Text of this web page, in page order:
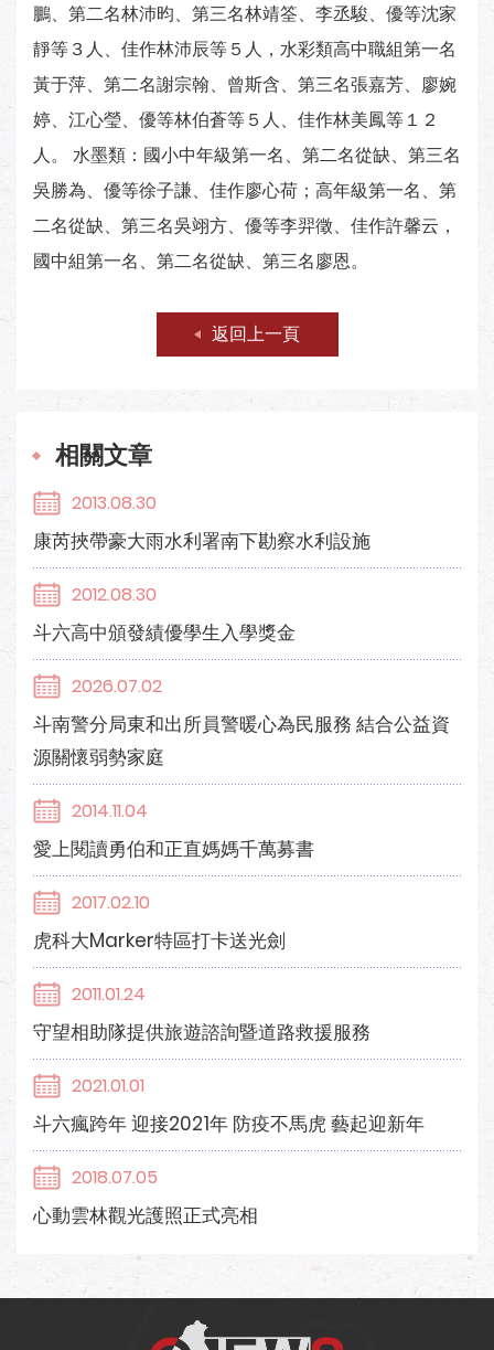
鵬、第二名林沛昀、第三名林靖筌、李丞駿、優等沈家
靜等３人、佳作林沛辰等５人，水彩類高中職組第一名
黃于萍、第二名謝宗翰、曾斯含、第三名張嘉芳、廖婉
婷、江心瑩、優等林伯蒼等５人、佳作林美鳳等１２
人。 水墨類：國小中年級第一名、第二名從缺、第三名
吳勝為、優等徐子謙、佳作廖心荷；高年級第一名、第
二名從缺、第三名吳翊方、優等李羿徵、佳作許馨云，
國中組第一名、第二名從缺、第三名廖恩。
返回上一頁
相關文章
2013.08.30
康芮挾帶豪大雨水利署南下勘察水利設施
2012.08.30
斗六高中頒發績優學生入學獎金
2026.07.02
斗南警分局東和出所員警暖心為民服務 結合公益資
源關懷弱勢家庭
2014.11.04
愛上閱讀勇伯和正直媽媽千萬募書
2017.02.10
虎科大Marker特區打卡送光劍
2011.01.24
守望相助隊提供旅遊諮詢暨道路救援服務
2021.01.01
斗六瘋跨年 迎接2021年 防疫不馬虎 藝起迎新年
2018.07.05
心動雲林觀光護照正式亮相